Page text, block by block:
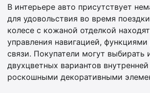
В интерьере авто присутствует
для удовольствия во время
колесе с кожаной отделкой
управления навигацией, функциями
связи. Покупатели могут выбирать
двухцветных вариантов
роскошными декоративными